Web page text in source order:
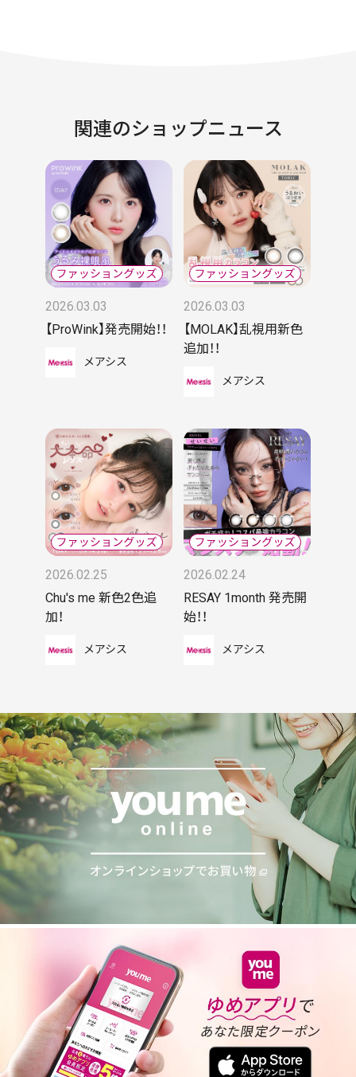
関連のショップニュース
2026.03.03
【ProWink】発売開始！！
メアシス
2026.03.03
【MOLAK】乱視用新色
追加！！
メアシス
2026.02.25
Chu's me 新色2色追
加！
メアシス
2026.02.24
RESAY 1month 発売開
始！！
メアシス